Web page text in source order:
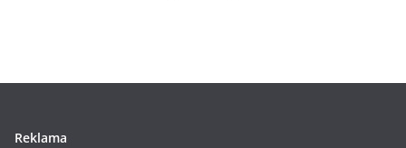
Reklama